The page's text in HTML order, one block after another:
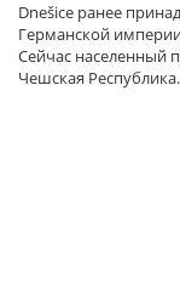
Dnešice ранее
Германской
Сейчас населенный
Чешская Республика.